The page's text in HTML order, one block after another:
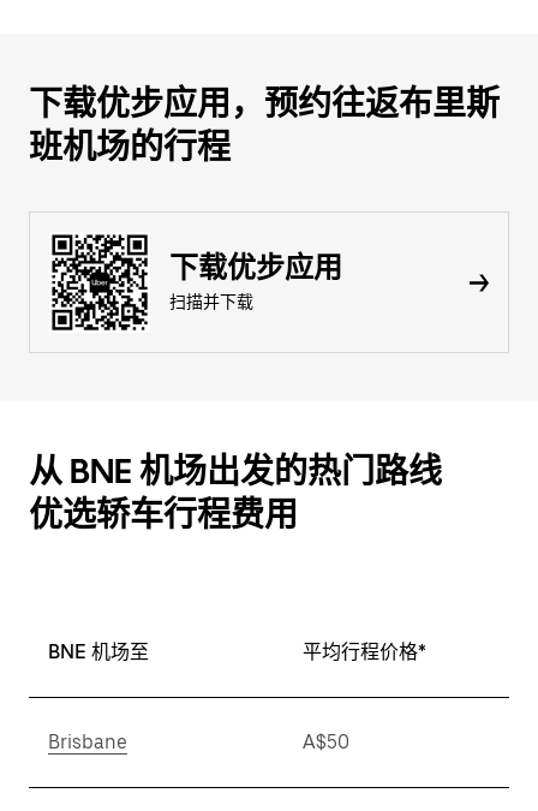
下载优步应用，预约往返布里斯
班机场的行程
下载优步应用
扫描并下载
从 BNE 机场出发的热门路线
优选轿车行程费用
BNE 机场至 平均行程价格*
Brisbane A$50